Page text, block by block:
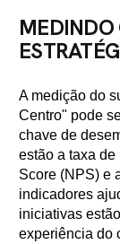
MEDINDO
A medição do
Centro" pode
chave de
estão a taxa
Score (NPS) e
indicadores
iniciativas
experiência do